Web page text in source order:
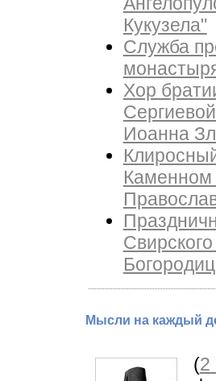
Кукузела"
Служба
Хор
Иоанна
Каменном
Мысли на каждый
(